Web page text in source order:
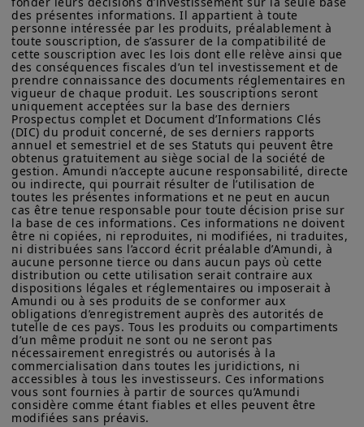
Lire l'article complet
sur Amundi Research
Center
produits et services. Ces informations ne sont pas exhaustives,
peuvent évoluer dans le temps et être mises à jour par Amundi
Asset Management, sans préavis et à tout moment.
Votre accès à ce site est soumis au respect de la
réglementation française en vigueur et aux «Mentions légales /
Conditions générales d’accès au site».
En choisissant d’accéder à notre site, vous reconnaissez avoir
pris connaissance de ces Conditions et les avoir acceptées.
Nous vous conseillons, dans votre intérêt, de les lire
attentivement.
des présentes informations. Il appartient à toute
personne intéressée par les produits, préalablement à
toute souscription, de s’assurer de la compatibilité de
cette souscription avec les lois dont elle relève ainsi que
des conséquences fiscales d’un tel investissement et de
prendre connaissance des documents réglementaires en
vigueur de chaque produit. Les souscriptions seront
uniquement acceptées sur la base des derniers
Prospectus complet et Document d’Informations Clés
(DIC) du produit concerné, de ses derniers rapports
annuel et semestriel et de ses Statuts qui peuvent être
obtenus gratuitement au siège social de la société de
gestion. Amundi n’accepte aucune responsabilité, directe
ou indirecte, qui pourrait résulter de l’utilisation de
toutes les présentes informations et ne peut en aucun
cas être tenue responsable pour toute décision prise sur
la base de ces informations. Ces informations ne doivent
être ni copiées, ni reproduites, ni modifiées, ni traduites,
ni distribuées sans l’accord écrit préalable d’Amundi, à
aucune personne tierce ou dans aucun pays où cette
distribution ou cette utilisation serait contraire aux
dispositions légales et réglementaires ou imposerait à
Amundi ou à ses produits de se conformer aux
obligations d’enregistrement auprès des autorités de
tutelle de ces pays. Tous les produits ou compartiments
d’un même produit ne sont ou ne seront pas
nécessairement enregistrés ou autorisés à la
commercialisation dans toutes les juridictions, ni
accessibles à tous les investisseurs. Ces informations
vous sont fournies à partir de sources qu’Amundi
considère comme étant fiables et elles peuvent être
modifiées sans préavis.